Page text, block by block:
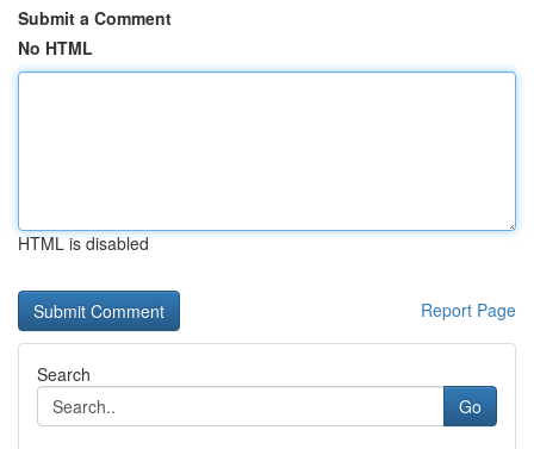
Submit a Comment
No HTML
HTML is disabled
Report Page
Search
Go